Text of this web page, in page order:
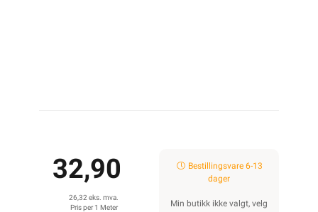
32,90
26,32 eks. mva.
Pris per 1 Meter
Bestillingsvare 6-13
dager
Min butikk ikke valgt, velg